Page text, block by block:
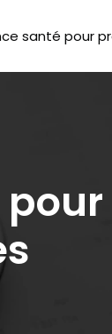
santé pour